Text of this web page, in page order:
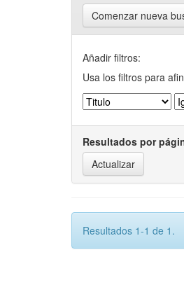
Comenzar nueva
Añadir filtros:
Usa los filtros para
Resultados por
Resultados 1-1 de 1.